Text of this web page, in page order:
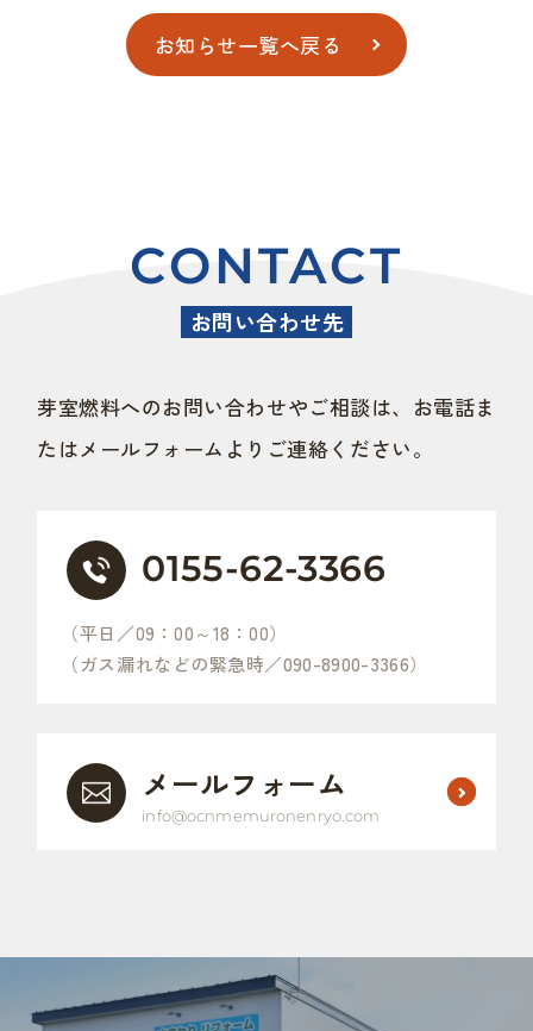
お知らせ一覧へ戻る
CONTACT
お問い合わせ先
芽室燃料へのお問い合わせやご相談は、お電話ま
たはメールフォームよりご連絡ください。
0155-62-3366
（平日／09：00～18：00）
（ガス漏れなどの緊急時／090-8900-3366）
メールフォーム
info@ocnmemuronenryo.com